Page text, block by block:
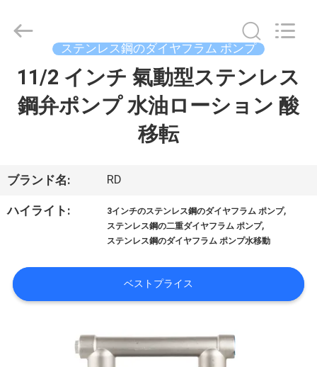
ホ
ー
製
品
デ
SHANGHAI
FLUID
Reserved.
ステンレス鋼のダイヤフラム ポンプ
11/2 インチ 氣動型ステンレス
鋼弁ポンプ 水油ローション 酸
移転
ブランド名: RD
ハイライト: 3インチのステンレス鋼のダイヤフラム ポンプ,
ステンレス鋼の二重ダイヤフラム ポンプ,
ステンレス鋼のダイヤフラム ポンプ水移動
ベストプライス